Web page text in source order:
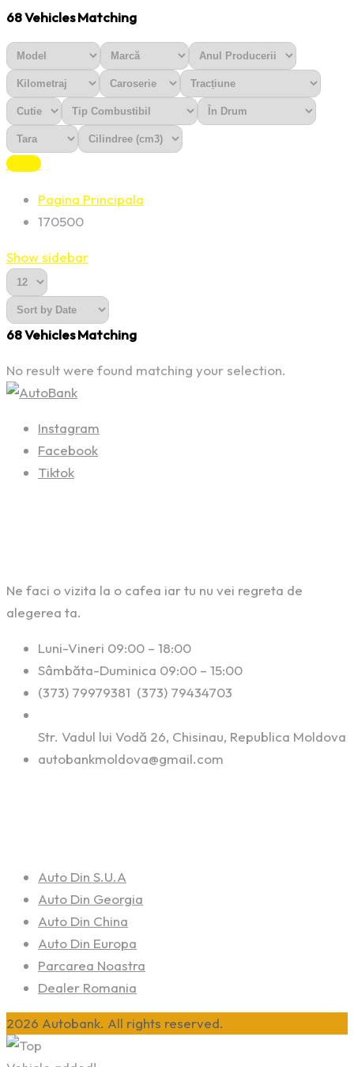
68Vehicles Matching
Reset
Pagina Principala
170500
Show sidebar
68Vehicles Matching
No result were found matching your selection.
Instagram
Facebook
Tiktok
Ne faci o vizita la o cafea iar tu nu vei regreta de
alegerea ta.
Luni-Vineri 09:00 – 18:00
Sâmbăta-Duminica 09:00 – 15:00
(373) 79979381 (373) 79434703
Str. Vadul lui Vodă 26, Chisinau, Republica Moldova
autobankmoldova@gmail.com
Auto Din S.U.A
Auto Din Georgia
Auto Din China
Auto Din Europa
Parcarea Noastra
Dealer Romania
2026 Autobank. All rights reserved.